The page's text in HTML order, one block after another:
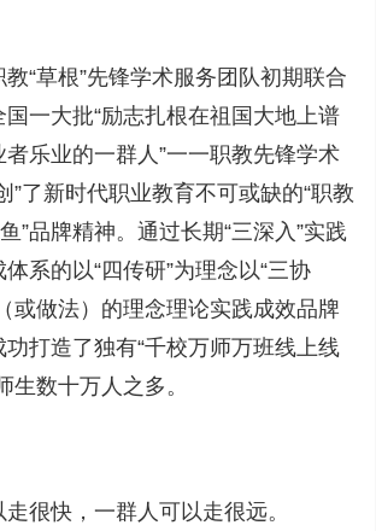
“草根”先锋学术服务团队初期联合
一大批“励志扎根在祖国大地上谱
乐业的一群人”一一职教先锋学术
”了新时代职业教育不可或缺的“职教
”品牌精神。通过长期“三深入”实践
系的以“四传研”为理念以“三协
或做法）的理念理论实践成效品牌
打造了独有“千校万师万班线上线
生数十万人之多。
很快，一群人可以走很远。